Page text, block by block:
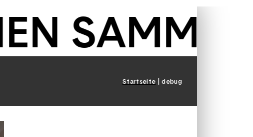
Startseite debug